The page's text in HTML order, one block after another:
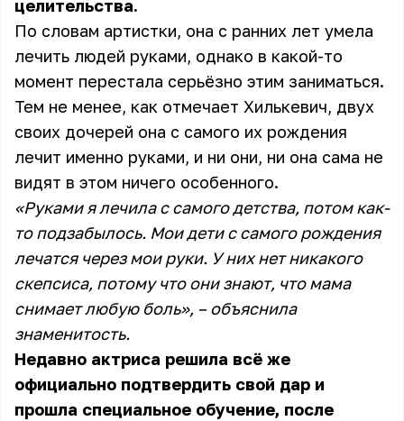
целительства.
По словам артистки, она с ранних лет умела
лечить людей руками, однако в какой-то
момент перестала серьёзно этим заниматься.
Тем не менее, как отмечает Хилькевич, двух
своих дочерей она с самого их рождения
лечит именно руками, и ни они, ни она сама не
видят в этом ничего особенного.
«Руками я лечила с самого детства, потом как-
то подзабылось. Мои дети с самого рождения
лечатся через мои руки. У них нет никакого
скепсиса, потому что они знают, что мама
снимает любую боль», – объяснила
знаменитость.
Недавно актриса решила всё же
официально подтвердить свой дар и
прошла специальное обучение, после